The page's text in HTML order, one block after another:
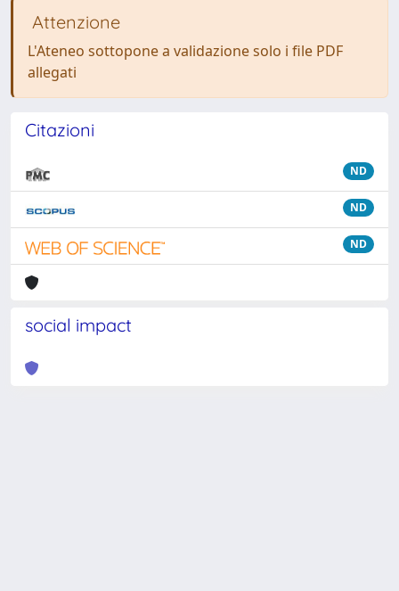
Attenzione
L'Ateneo sottopone a validazione solo i file PDF
allegati
Citazioni
ND
ND
ND
social impact